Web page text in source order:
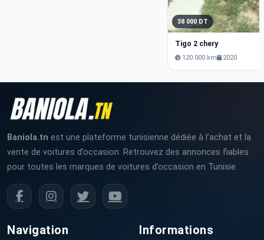
38 000 DT
Tigo 2 chery
120 000 km 2020
Baniola.tn est une plateforme tunisienne dédiée à l’achat et la
vente de voitures d’occasion. Retrouvez des annonces fiables
pour toutes les marques de voitures d’occasion en Tunisie.
Navigation Informations